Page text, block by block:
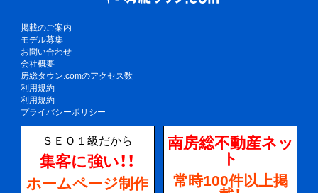
掲載のご案内
モデル募集
お問い合わせ
会社概要
房総タウン.comのアクセス数
利用規約
利用規約
プライバシーポリシー
ＳＥＯ１級だから
集客に強い！！
ホームページ制作
南房総不動産ネッ
ト
常時100件以上掲